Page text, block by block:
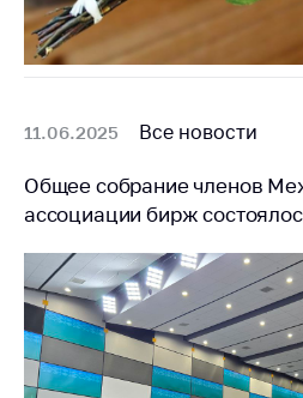
11.06.2025 Все новости
Общее собрание членов
ассоциации бирж